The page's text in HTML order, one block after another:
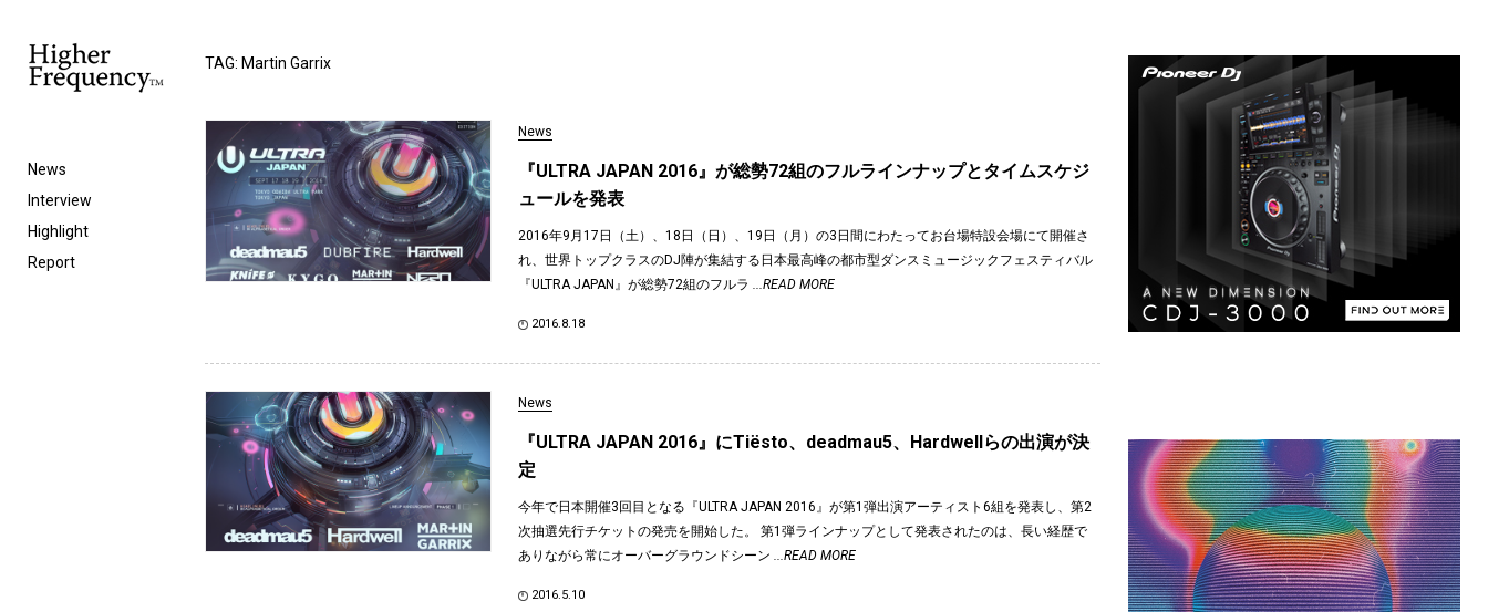
News
Interview
Highlight
Report
TAG: Martin Garrix
News
『ULTRA JAPAN 2016』が総勢72組のフルラインナップとタイムスケジ
ュールを発表
2016年9月17日（土）、18日（日）、19日（月）の3日間にわたってお台場特設会場にて開催さ
れ、世界トップクラスのDJ陣が集結する日本最高峰の都市型ダンスミュージックフェスティバル
『ULTRA JAPAN』が総勢72組のフルラ...READ MORE
2016.8.18
News
『ULTRA JAPAN 2016』にTiësto、deadmau5、Hardwellらの出演が決
定
今年で日本開催3回目となる『ULTRA JAPAN 2016』が第1弾出演アーティスト6組を発表し、第2
次抽選先行チケットの発売を開始した。 第1弾ラインナップとして発表されたのは、長い経歴で
ありながら常にオーバーグラウンドシーン
...READ MORE
2016.5.10